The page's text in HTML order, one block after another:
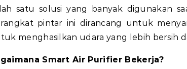
satu solusi yang banyak digunakan
pintar ini dirancang untuk
menghasilkan udara yang lebih bersih
Smart Air Purifier Bekerja?